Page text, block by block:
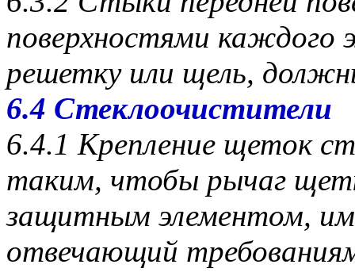
поверхностями каждого
решетку или щель,
6.4 Стеклоочистители
6.4.1 Крепление щеток
таким, чтобы рычаг
защитным элементом,
отвечающий